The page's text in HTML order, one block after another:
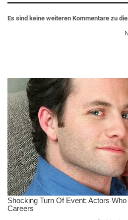
Es sind keine weiteren Kommentare zu